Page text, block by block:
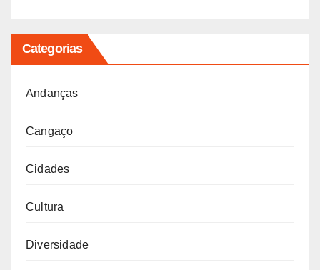
Categorias
Andanças
Cangaço
Cidades
Cultura
Diversidade